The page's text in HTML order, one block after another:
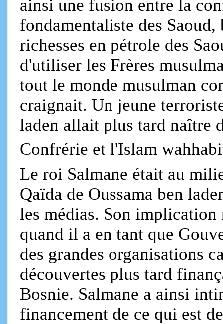
ainsi une fusion entre la
fondamentaliste des
richesses en pétrole des
d'utiliser les Frères
tout le monde musulman
craignait. Un jeune
laden allait plus tard naître
Confrérie et l'Islam
Le roi Salmane était au
Qaïda de Oussama ben
les médias. Son implication
quand il a en tant que
des grandes organisations
découvertes plus tard
Bosnie. Salmane a ainsi
financement de ce qui est